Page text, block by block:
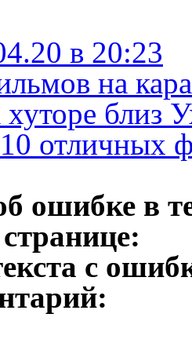
в 20:23
на
близ
отличных
ошибке в
с